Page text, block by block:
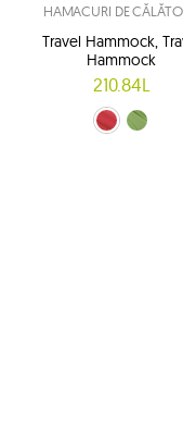
HAMACURI DE
Travel Hammock,
Hammock
210.84L
roșu (fire)
verde (meadow)